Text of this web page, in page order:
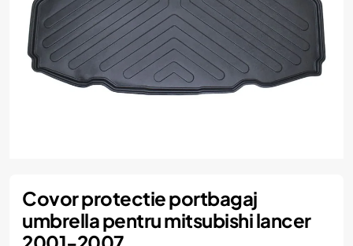
Covor protectie portbagaj
umbrella pentru mitsubishi lancer